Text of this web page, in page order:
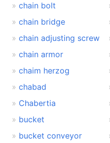
chain bolt
chain bridge
chain adjusting screw
chain armor
chaim herzog
chabad
Chabertia
bucket
bucket conveyor